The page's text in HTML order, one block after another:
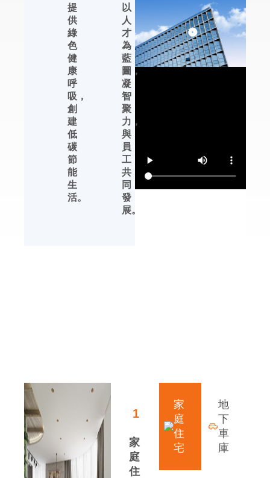
信息化試點城市、電
子商務試點城市、集
成電路設計產業化基
地的發展優勢，在除
濕機、加濕器、恒溫
恒濕機及轉輪除濕機
等產品的性能提升、
產品完善、生產管理
等方面，都有領先行
業的發展優勢。
杭州川田電器擁有自
主品牌，中文標識
【友川】，英文標識
【YOTREE】。川田
電器——核心產品 川
提
供
綠
色
健
康
呼
吸，
創
建
低
碳
節
能
生
活。
以
人
才
為
藍
圖，
凝
智
聚
力，
與
員
工
共
同
發
展。
1
家
庭
住
家
庭
住
宅
地
下
車
庫